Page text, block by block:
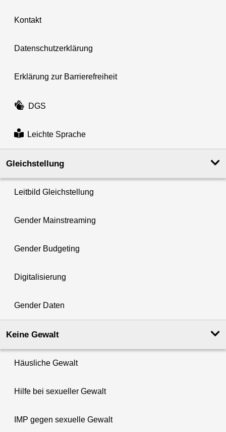
Kontakt
Datenschutzerklärung
Erklärung zur Barrierefreiheit
DGS
Leichte Sprache
Gleichstellung
Leitbild Gleichstellung
Gender Mainstreaming
Gender Budgeting
Digitalisierung
Gender Daten
Keine Gewalt
Häusliche Gewalt
Hilfe bei sexueller Gewalt
IMP gegen sexuelle Gewalt